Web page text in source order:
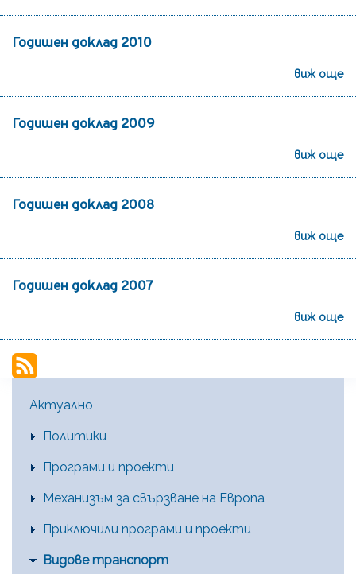
Годишен доклад 2010
виж още
Годишен доклад 2009
виж още
Годишен доклад 2008
виж още
Годишен доклад 2007
виж още
Main Menu [BG]
Актуално
Политики
Програми и проекти
Механизъм за свързване на Европа
Приключили програми и проекти
Видове транспорт